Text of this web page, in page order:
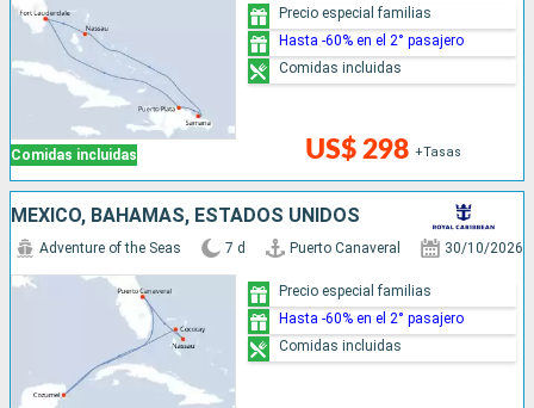
Comidas incluidas US$ 298 +Tasas
Precio especial familias
Hasta -60% en el 2° pasajero
Comidas incluidas
MÉXICO, BAHAMAS, ESTADOS UNIDOS
Adventure of the Seas 7 d Puerto Canaveral 30/10/2026
Precio especial familias
Hasta -60% en el 2° pasajero
Comidas incluidas